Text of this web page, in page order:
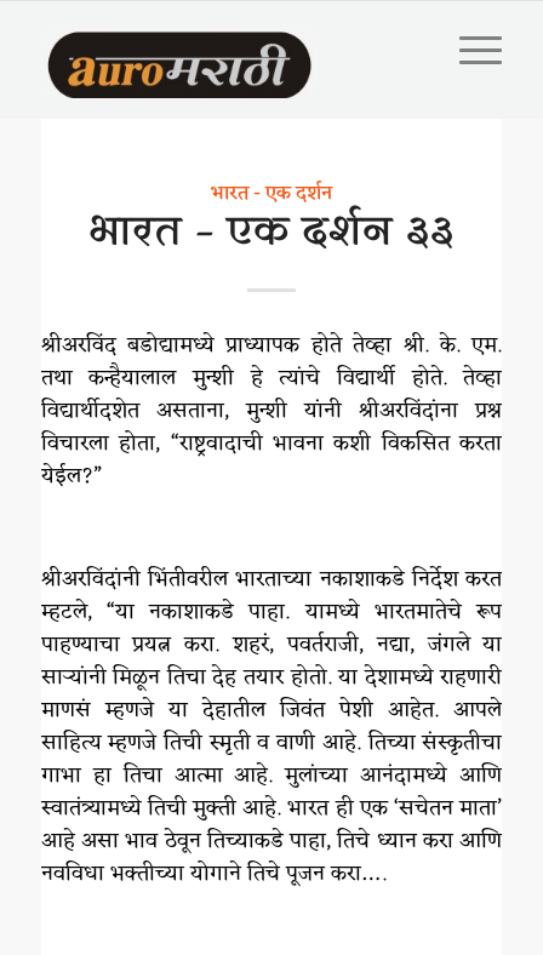
भारत - एक दर्शन
भारत – एक दर्शन ३३
श्रीअरविंद बडोद्यामध्ये प्राध्यापक होते तेव्हा श्री. के. एम.
तथा कन्हैयालाल मुन्शी हे त्यांचे विद्यार्थी होते. तेव्हा
विद्यार्थीदशेत असताना, मुन्शी यांनी श्रीअरविंदांना प्रश्न
विचारला होता, “राष्ट्रवादाची भावना कशी विकसित करता
येईल?”
श्रीअरविंदांनी भिंतीवरील भारताच्या नकाशाकडे निर्देश करत
म्हटले, “या नकाशाकडे पाहा. यामध्ये भारतमातेचे रूप
पाहण्याचा प्रयत्न करा. शहरं, पवर्तराजी, नद्या, जंगले या
साऱ्यांनी मिळून तिचा देह तयार होतो. या देशामध्ये राहणारी
माणसं म्हणजे या देहातील जिवंत पेशी आहेत. आपले
साहित्य म्हणजे तिची स्मृती व वाणी आहे. तिच्या संस्कृतीचा
गाभा हा तिचा आत्मा आहे. मुलांच्या आनंदामध्ये आणि
स्वातंत्र्यामध्ये तिची मुक्ती आहे. भारत ही एक ‘सचेतन माता’
आहे असा भाव ठेवून तिच्याकडे पाहा, तिचे ध्यान करा आणि
नवविधा भक्तीच्या योगाने तिचे पूजन करा….